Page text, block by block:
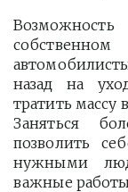
назад на
тратить массу
Заняться
позволить
нужными
важные